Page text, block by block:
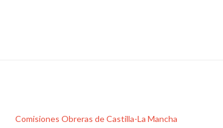
Comisiones Obreras de Castilla-La Mancha